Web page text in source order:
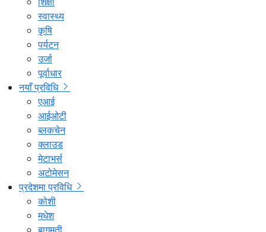
स्वास्थ्य
कृषि
पर्यटन
उर्जा
पूर्वाधार
नयाँ प्रविधि
एआई
आईओटी
ब्लकचेन
क्लाउड
मेटाभर्स
अटोमेसन
प्रदेशमा प्रविधि
कोशी
मधेश